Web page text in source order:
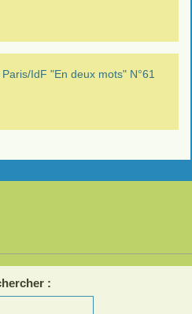
IdF "En deux mots" N°61
: